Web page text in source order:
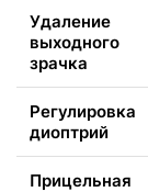
Удаление
выходного
зрачка
Регулировка
диоптрий
Прицельная